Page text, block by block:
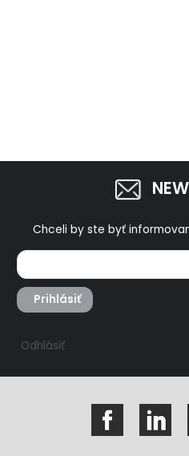
Chceli by ste byť
Prihlásiť
Odhlásiť